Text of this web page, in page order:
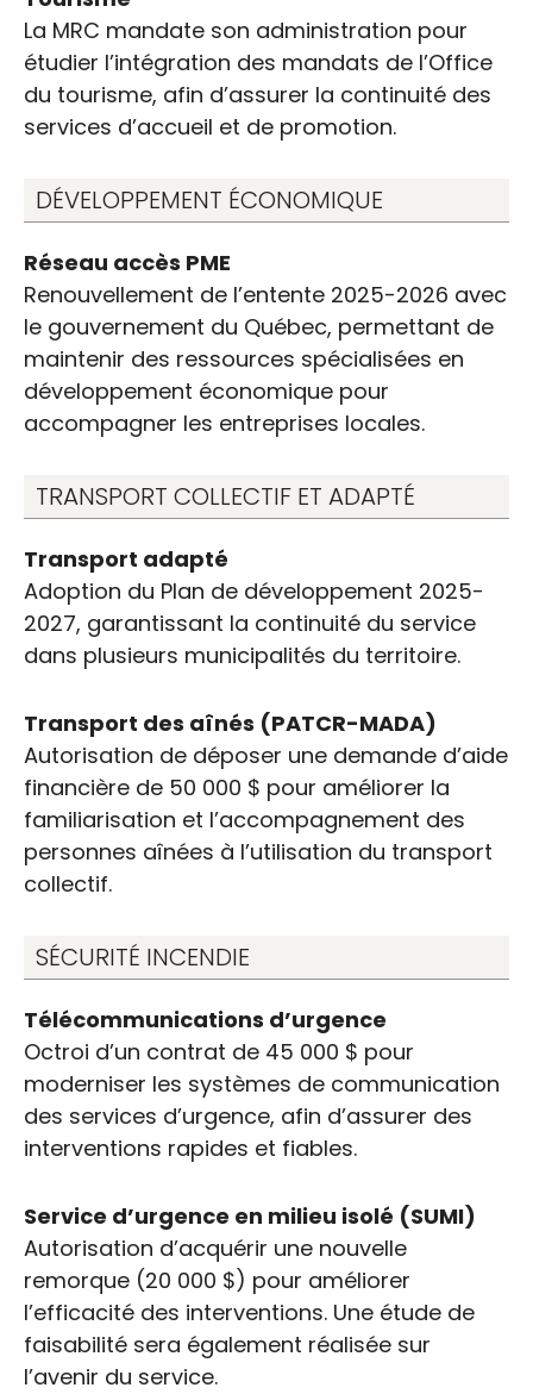
La MRC mandate son administration pour
étudier l’intégration des mandats de l’Office
du tourisme, afin d’assurer la continuité des
services d’accueil et de promotion.
DÉVELOPPEMENT ÉCONOMIQUE
Réseau accès PME
Renouvellement de l’entente 2025-2026 avec
le gouvernement du Québec, permettant de
maintenir des ressources spécialisées en
développement économique pour
accompagner les entreprises locales.
TRANSPORT COLLECTIF ET ADAPTÉ
Transport adapté
Adoption du Plan de développement 2025-
2027, garantissant la continuité du service
dans plusieurs municipalités du territoire.
Transport des aînés (PATCR-MADA)
Autorisation de déposer une demande d’aide
financière de 50 000 $ pour améliorer la
familiarisation et l’accompagnement des
personnes aînées à l’utilisation du transport
collectif.
SÉCURITÉ INCENDIE
Télécommunications d’urgence
Octroi d’un contrat de 45 000 $ pour
moderniser les systèmes de communication
des services d’urgence, afin d’assurer des
interventions rapides et fiables.
Service d’urgence en milieu isolé (SUMI)
Autorisation d’acquérir une nouvelle
remorque (20 000 $) pour améliorer
l’efficacité des interventions. Une étude de
faisabilité sera également réalisée sur
l’avenir du service.